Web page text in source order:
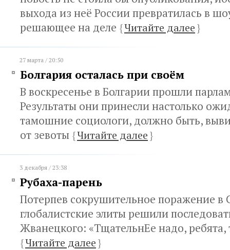
выхода из неё России превратилась в
решающее на деле {Читайте далее}
27 марта / 20:50
Болгария осталась при своём
В воскресенье в Болгарии прошли
Результаты они принесли настолько
тамошние социологи, должно быть,
от зевоты {Читайте далее}
3 декабря / 23:38
Рубаха-парень
Потерпев сокрушительное поражение
глобалистские элиты решили
Жванецкого: «ТщательнЕе надо, ребята,
{Читайте далее}